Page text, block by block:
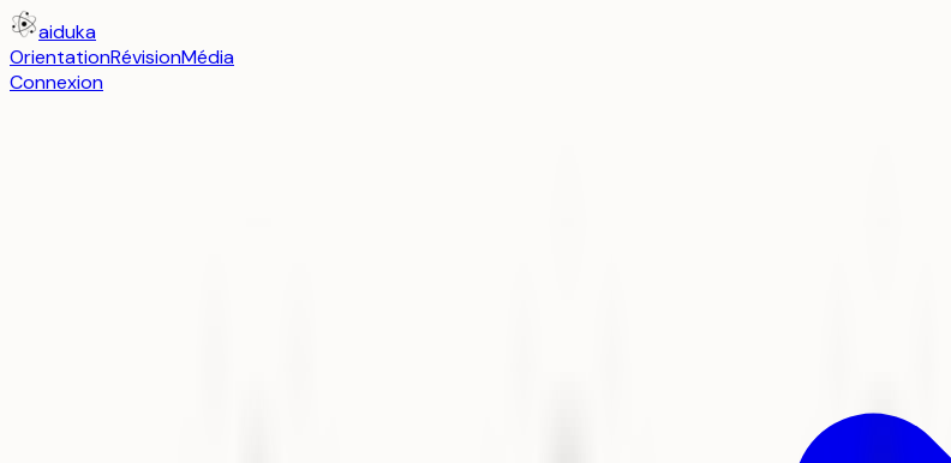
aiduka
OrientationRévisionMédia
Connexion